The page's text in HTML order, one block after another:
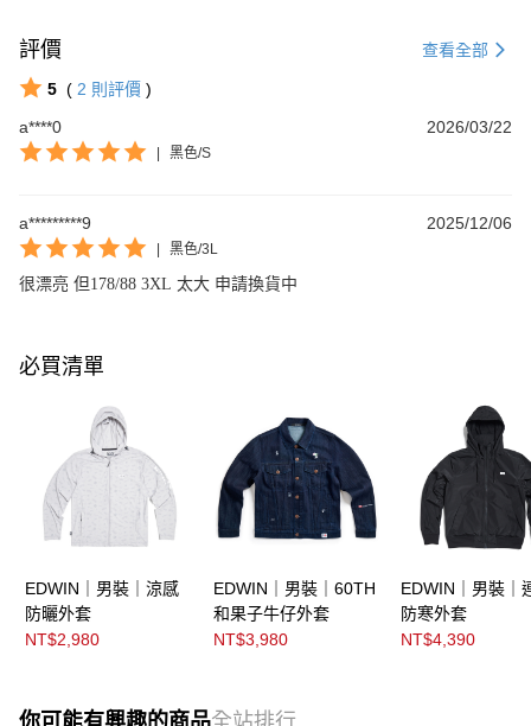
評價 查看全部
5 ( 2 則評價 )
a****0
2026/03/22
| 黑色/S
a*********9 2025/12/06
| 黑色/3L
很漂亮 但178/88 3XL 太大 申請換貨中
必買清單
EDWIN｜男裝｜涼感
防曬外套
NT$2,980
EDWIN｜男裝｜60TH
和果子牛仔外套
NT$3,980
EDWIN｜男裝｜
防寒外套
NT$4,390
你可能有興趣的商品全站排行